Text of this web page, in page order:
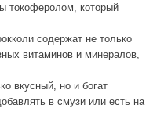
токоферолом, который
содержат не только
витаминов и минералов,
вкусный, но и богат
в смузи или есть на